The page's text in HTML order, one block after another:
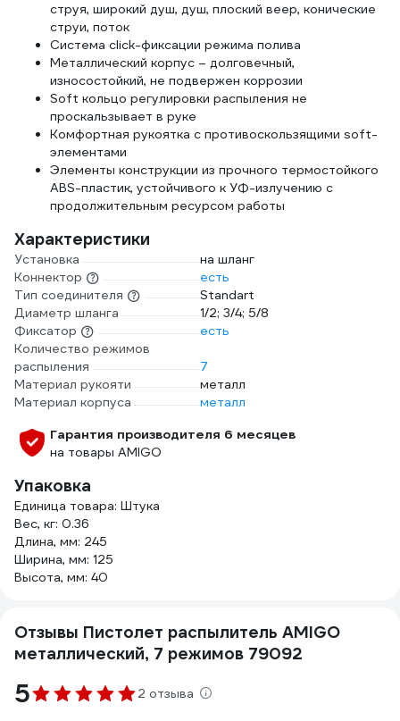
струя, широкий душ, душ, плоский веер, конические
струи, поток
Система click-фиксации режима полива
Металлический корпус – долговечный,
износостойкий, не подвержен коррозии
Soft кольцо регулировки распыления не
проскальзывает в руке
Комфортная рукоятка с противоскользящими soft-
элементами
Элементы конструкции из прочного термостойкого
ABS-пластик, устойчивого к УФ-излучению с
продолжительным ресурсом работы
Характеристики
Установка
на шланг
Коннектор
есть
Тип соединителя
Standart
Диаметр шланга
1/2; 3/4; 5/8
Фиксатор
есть
Количество режимов
распыления
7
Материал рукояти
металл
Материал корпуса
металл
Гарантия производителя 6 месяцев
на товары AMIGO
Упаковка
Единица товара: Штука
Вес, кг: 0.36
Длина, мм: 245
Ширина, мм: 125
Высота, мм: 40
Отзывы Пистолет распылитель AMIGO
металлический, 7 режимов 79092
5 2 отзыва